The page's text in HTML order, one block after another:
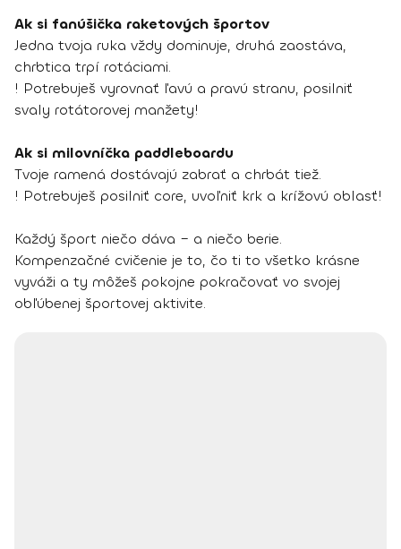
Ak si fanúšička raketových športov
Jedna tvoja ruka vždy dominuje, druhá zaostáva,
chrbtica trpí rotáciami.
! Potrebuješ vyrovnať ľavú a pravú stranu, posilniť
svaly rotátorovej manžety!
Ak si milovníčka paddleboardu
Tvoje ramená dostávajú zabrať a chrbát tiež.
! Potrebuješ posilniť core, uvoľniť krk a krížovú oblasť!
Každý šport niečo dáva – a niečo berie.
Kompenzačné cvičenie je to, čo ti to všetko krásne
vyváži a ty môžeš pokojne pokračovať vo svojej
obľúbenej športovej aktivite.